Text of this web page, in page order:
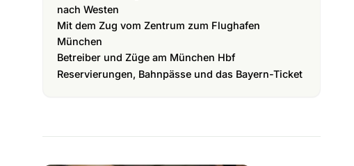
nach Westen
Mit dem Zug vom Zentrum zum Flughafen
München
Betreiber und Züge am München Hbf
Reservierungen, Bahnpässe und das Bayern-Ticket